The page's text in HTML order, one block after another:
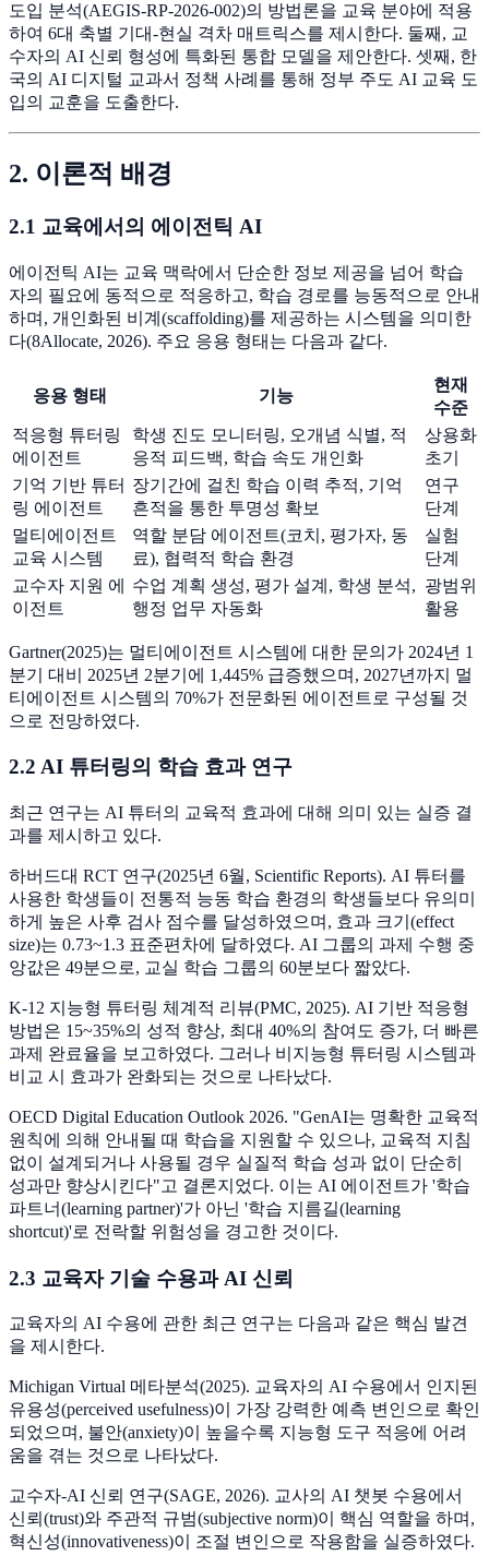
도입 분석(AEGIS-RP-2026-002)의 방법론을 교육 분야에 적용
하여 6대 축별 기대-현실 격차 매트릭스를 제시한다. 둘째, 교
수자의 AI 신뢰 형성에 특화된 통합 모델을 제안한다. 셋째, 한
국의 AI 디지털 교과서 정책 사례를 통해 정부 주도 AI 교육 도
입의 교훈을 도출한다.
2. 이론적 배경
2.1 교육에서의 에이전틱 AI
에이전틱 AI는 교육 맥락에서 단순한 정보 제공을 넘어 학습
자의 필요에 동적으로 적응하고, 학습 경로를 능동적으로 안내
하며, 개인화된 비계(scaffolding)를 제공하는 시스템을 의미한
다(8Allocate, 2026). 주요 응용 형태는 다음과 같다.
응용 형태 기능
현재
수준
적응형 튜터링
에이전트
학생 진도 모니터링, 오개념 식별, 적
응적 피드백, 학습 속도 개인화
상용화
초기
기억 기반 튜터
링 에이전트
장기간에 걸친 학습 이력 추적, 기억
흔적을 통한 투명성 확보
연구
단계
멀티에이전트
교육 시스템
역할 분담 에이전트(코치, 평가자, 동
료), 협력적 학습 환경
실험
단계
교수자 지원 에
이전트
수업 계획 생성, 평가 설계, 학생 분석,
행정 업무 자동화
광범위
활용
Gartner(2025)는 멀티에이전트 시스템에 대한 문의가 2024년 1
분기 대비 2025년 2분기에 1,445% 급증했으며, 2027년까지 멀
티에이전트 시스템의 70%가 전문화된 에이전트로 구성될 것
으로 전망하였다.
2.2 AI 튜터링의 학습 효과 연구
최근 연구는 AI 튜터의 교육적 효과에 대해 의미 있는 실증 결
과를 제시하고 있다.
하버드대 RCT 연구(2025년 6월, Scientific Reports). AI 튜터를
사용한 학생들이 전통적 능동 학습 환경의 학생들보다 유의미
하게 높은 사후 검사 점수를 달성하였으며, 효과 크기(effect
size)는 0.73~1.3 표준편차에 달하였다. AI 그룹의 과제 수행 중
앙값은 49분으로, 교실 학습 그룹의 60분보다 짧았다.
K-12 지능형 튜터링 체계적 리뷰(PMC, 2025). AI 기반 적응형
방법은 15~35%의 성적 향상, 최대 40%의 참여도 증가, 더 빠른
과제 완료율을 보고하였다. 그러나 비지능형 튜터링 시스템과
비교 시 효과가 완화되는 것으로 나타났다.
OECD Digital Education Outlook 2026. "GenAI는 명확한 교육적
원칙에 의해 안내될 때 학습을 지원할 수 있으나, 교육적 지침
없이 설계되거나 사용될 경우 실질적 학습 성과 없이 단순히
성과만 향상시킨다"고 결론지었다. 이는 AI 에이전트가 '학습
파트너(learning partner)'가 아닌 '학습 지름길(learning
shortcut)'로 전락할 위험성을 경고한 것이다.
2.3 교육자 기술 수용과 AI 신뢰
교육자의 AI 수용에 관한 최근 연구는 다음과 같은 핵심 발견
을 제시한다.
Michigan Virtual 메타분석(2025). 교육자의 AI 수용에서 인지된
유용성(perceived usefulness)이 가장 강력한 예측 변인으로 확인
되었으며, 불안(anxiety)이 높을수록 지능형 도구 적응에 어려
움을 겪는 것으로 나타났다.
교수자-AI 신뢰 연구(SAGE, 2026). 교사의 AI 챗봇 수용에서
신뢰(trust)와 주관적 규범(subjective norm)이 핵심 역할을 하며,
혁신성(innovativeness)이 조절 변인으로 작용함을 실증하였다.